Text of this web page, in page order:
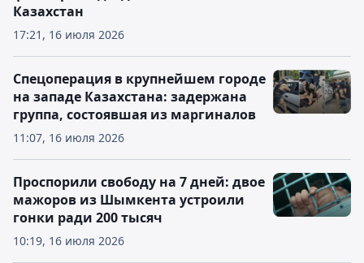
17:21, 16 июля 2026
Казахстан
11:07, 16 июля 2026
Спецоперация в крупнейшем городе
на западе Казахстана: задержана
группа, состоявшая из маргиналов
10:19, 16 июля 2026
Проспорили свободу на 7 дней: двое
мажоров из Шымкента устроили
гонки ради 200 тысяч